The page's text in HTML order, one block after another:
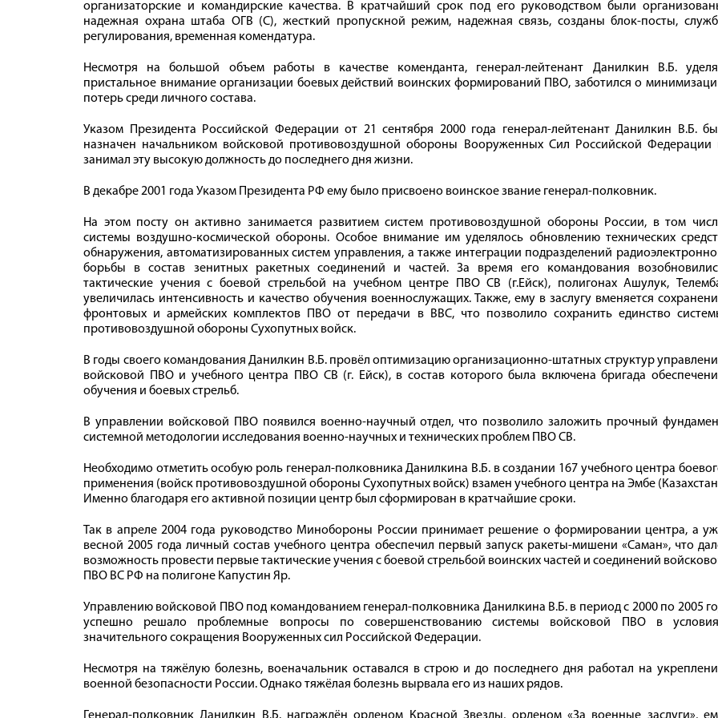
организаторские и командирские качества. В кратчайший срок под его руководством были
надежная охрана штаба ОГВ (С), жесткий пропускной режим, надежная связь, созданы блок-посты,
регулирования, временная комендатура.
Несмотря на большой объем работы в качестве коменданта, генерал-лейтенант Данилкин В.Б.
пристальное внимание организации боевых действий воинских формирований ПВО, заботился о
потерь среди личного состава.
Указом Президента Российской Федерации от 21 сентября 2000 года генерал-лейтенант Данилкин В.Б.
назначен начальником войсковой противовоздушной обороны Вооруженных Сил Российской Федерации
занимал эту высокую должность до последнего дня жизни.
В декабре 2001 года Указом Президента РФ ему было присвоено воинское звание генерал-полковник.
На этом посту он активно занимается развитием систем противовоздушной обороны России, в том
системы воздушно-космической обороны. Особое внимание им уделялось обновлению технических
обнаружения, автоматизированных систем управления, а также интеграции подразделений
борьбы в состав зенитных ракетных соединений и частей. За время его командования
тактические учения с боевой стрельбой на учебном центре ПВО СВ (г.Ейск), полигонах Ашулук,
увеличилась интенсивность и качество обучения военнослужащих. Также, ему в заслугу вменяется
фронтовых и армейских комплектов ПВО от передачи в ВВС, что позволило сохранить единство
противовоздушной обороны Сухопутных войск.
В годы своего командования Данилкин В.Б. провёл оптимизацию организационно-штатных структур
войсковой ПВО и учебного центра ПВО СВ (г. Ейск), в состав которого была включена бригада
обучения и боевых стрельб.
В управлении войсковой ПВО появился военно-научный отдел, что позволило заложить прочный
системной методологии исследования военно-научных и технических проблем ПВО СВ.
Необходимо отметить особую роль генерал-полковника Данилкина В.Б. в создании 167 учебного центра
применения (войск противовоздушной обороны Сухопутных войск) взамен учебного центра на Эмбе
Именно благодаря его активной позиции центр был сформирован в кратчайшие сроки.
Так в апреле 2004 года руководство Минобороны России принимает решение о формировании центра, а
весной 2005 года личный состав учебного центра обеспечил первый запуск ракеты-мишени «Саман», что
возможность провести первые тактические учения с боевой стрельбой воинских частей и соединений
ПВО ВС РФ на полигоне Капустин Яр.
Управлению войсковой ПВО под командованием генерал-полковника Данилкина В.Б. в период с 2000 по 2005
успешно решало проблемные вопросы по совершенствованию системы войсковой ПВО в
значительного сокращения Вооруженных сил Российской Федерации.
Несмотря на тяжёлую болезнь, военачальник оставался в строю и до последнего дня работал на
военной безопасности России. Однако тяжёлая болезнь вырвала его из наших рядов.